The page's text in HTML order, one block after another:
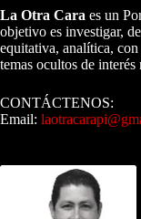
La Otra Cara es un
objetivo es investigar,
equitativa, analítica,
temas ocultos de interés
CONTÁCTENOS:
Email: